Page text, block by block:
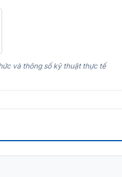
và thông số kỹ thuật thực tế